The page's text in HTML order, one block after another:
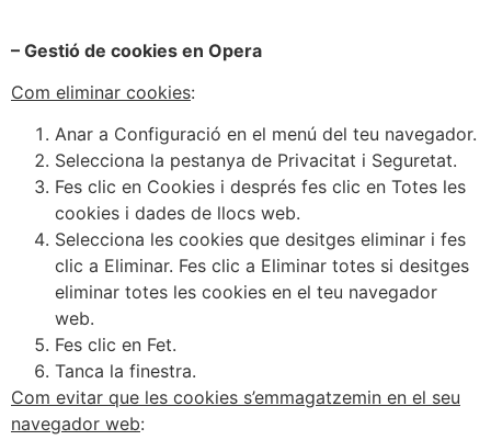
– Gestió de cookies en Opera
Com eliminar cookies:
Anar a Configuració en el menú del teu navegador.
Selecciona la pestanya de Privacitat i Seguretat.
Fes clic en Cookies i després fes clic en Totes les
cookies i dades de llocs web.
Selecciona les cookies que desitges eliminar i fes
clic a Eliminar. Fes clic a Eliminar totes si desitges
eliminar totes les cookies en el teu navegador
web.
Fes clic en Fet.
Tanca la finestra.
Com evitar que les cookies s’emmagatzemin en el seu
navegador web: